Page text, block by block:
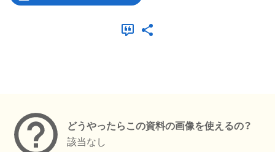
どうやったらこの資料の画像を使えるの？
該当なし